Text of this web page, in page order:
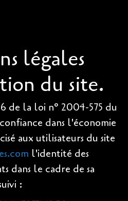
légales
du site.
de la loi n° 2004-575 du
dans l'économie
aux utilisateurs du site
l'identité des
dans le cadre de sa
: